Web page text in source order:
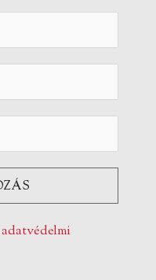
adatvédelmi